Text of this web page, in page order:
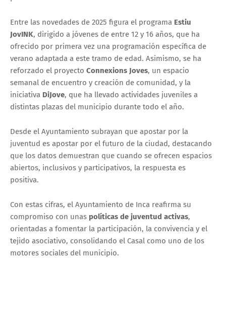
Entre las novedades de 2025 figura el programa Estiu
JovINK, dirigido a jóvenes de entre 12 y 16 años, que ha
ofrecido por primera vez una programación específica de
verano adaptada a este tramo de edad. Asimismo, se ha
reforzado el proyecto Connexions Joves, un espacio
semanal de encuentro y creación de comunidad, y la
iniciativa DiJove, que ha llevado actividades juveniles a
distintas plazas del municipio durante todo el año.
Desde el Ayuntamiento subrayan que apostar por la
juventud es apostar por el futuro de la ciudad, destacando
que los datos demuestran que cuando se ofrecen espacios
abiertos, inclusivos y participativos, la respuesta es
positiva.
Con estas cifras, el Ayuntamiento de Inca reafirma su
compromiso con unas políticas de juventud activas,
orientadas a fomentar la participación, la convivencia y el
tejido asociativo, consolidando el Casal como uno de los
motores sociales del municipio.